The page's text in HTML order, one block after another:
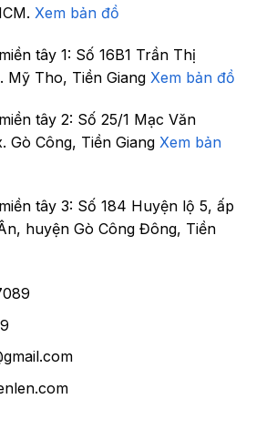
Xem bản đồ
tây 1: Số 16B1 Trần Thị
Mỹ Tho, Tiền Giang Xem bản đồ
tây 2: Số 25/1 Mạc Văn
Gò Công, Tiền Giang Xem bản
tây 3: Số 184 Huyện lộ 5, ấp
huyện Gò Công Đông, Tiền